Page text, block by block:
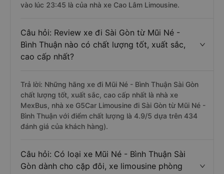
vào lúc 23:45 là của nhà xe Cao Lâm Limousine.
Câu hỏi: Review xe đi Sài Gòn từ Mũi Né -
Bình Thuận nào có chất lượng tốt, xuất sắc,
cao cấp nhất?
Trả lời: Những hãng xe đi Mũi Né - Bình Thuận Sài Gòn
chất lượng tốt, xuất sắc, cao cấp nhất là nhà xe
MexBus, nhà xe G5Car Limousine đi Sài Gòn từ Mũi Né -
Bình Thuận với điểm chất lượng là 4.9/5 dựa trên 434
đánh giá của khách hàng).
Câu hỏi: Có loại xe Mũi Né - Bình Thuận Sài
Gòn dành cho cặp đôi, xe limousine phòng